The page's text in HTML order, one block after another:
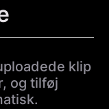
klip
og tilføj